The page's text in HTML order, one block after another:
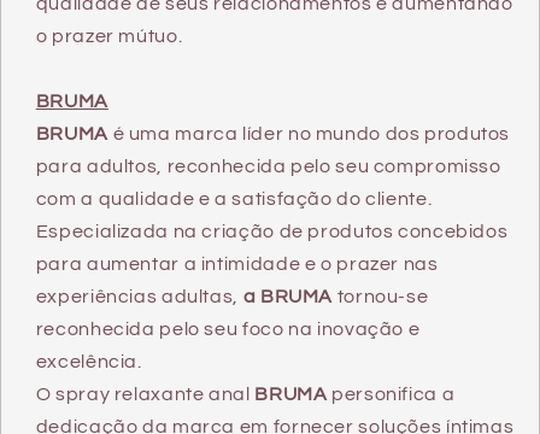
o prazer mútuo.
BRUMA
BRUMA é uma marca líder no mundo dos produtos
para adultos, reconhecida pelo seu compromisso
com a qualidade e a satisfação do cliente.
Especializada na criação de produtos concebidos
para aumentar a intimidade e o prazer nas
experiências adultas, a BRUMA tornou-se
reconhecida pelo seu foco na inovação e
excelência.
O spray relaxante anal
BRUMA personifica a
dedicação da marca em fornecer soluções íntimas